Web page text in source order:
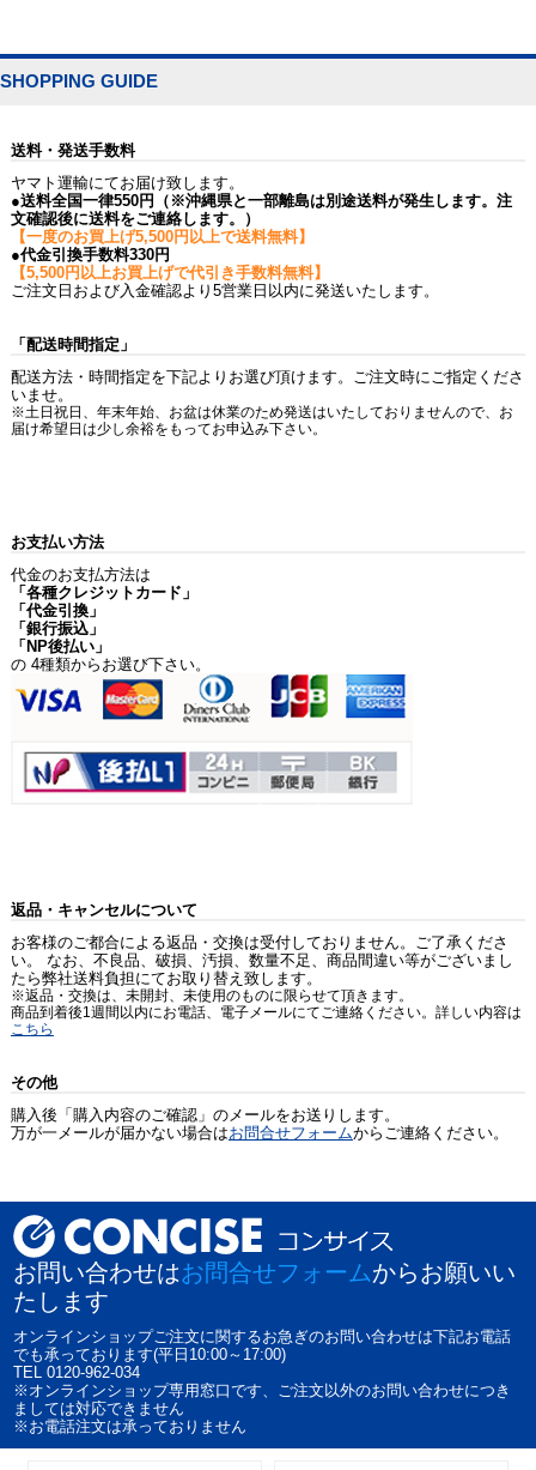
SHOPPING GUIDE
送料・発送手数料
ヤマト運輸にてお届け致します。
●送料全国一律550円（※沖縄県と一部離島は別途送料が発生します。注
文確認後に送料をご連絡します。）
【一度のお買上げ5,500円以上で送料無料】
●代金引換手数料330円
【5,500円以上お買上げで代引き手数料無料】
ご注文日および入金確認より5営業日以内に発送いたします。
「配送時間指定」
配送方法・時間指定を下記よりお選び頂けます。ご注文時にご指定くださ
いませ。
※土日祝日、年末年始、お盆は休業のため発送はいたしておりませんので、お
届け希望日は少し余裕をもってお申込み下さい。
お支払い方法
代金のお支払方法は
「各種クレジットカード」
「代金引換」
「銀行振込」
「NP後払い」
の 4種類からお選び下さい。
返品・キャンセルについて
お客様のご都合による返品・交換は受付しておりません。ご了承くださ
い。 なお、不良品、破損、汚損、数量不足、商品間違い等がございまし
たら弊社送料負担にてお取り替え致します。
※返品・交換は、未開封、未使用のものに限らせて頂きます。
商品到着後1週間以内にお電話、電子メールにてご連絡ください。詳しい内容は
こちら
その他
購入後「購入内容のご確認」のメールをお送りします。
万が一メールが届かない場合はお問合せフォームからご連絡ください。
お問い合わせはお問合せフォームからお願いい
たします
オンラインショップご注文に関するお急ぎのお問い合わせは下記お電話
でも承っております(平日10:00～17:00)
TEL 0120-962-034
※オンラインショップ専用窓口です、ご注文以外のお問い合わせにつき
ましては対応できません
※お電話注文は承っておりません